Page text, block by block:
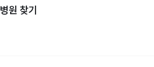
병원 찾기